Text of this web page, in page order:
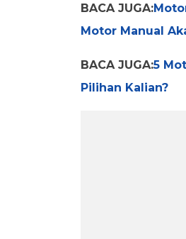
BACA JUGA:
Motor Manual
BACA JUGA:5
Pilihan Kalian?